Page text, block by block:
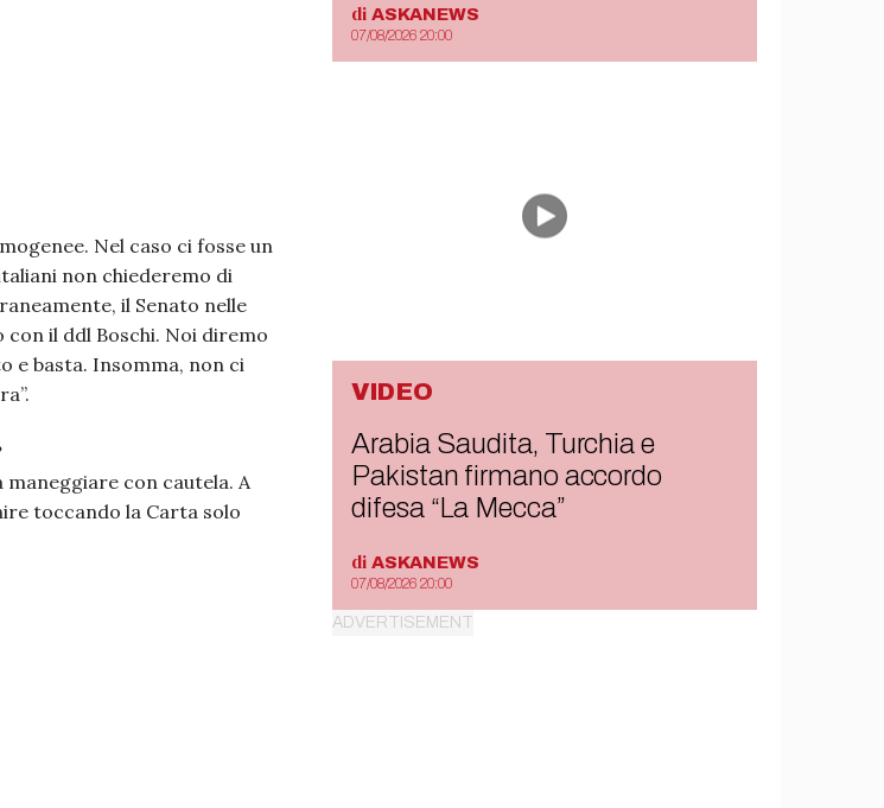
Nel caso ci fosse un
non chiederemo di
il Senato nelle
il ddl Boschi. Noi diremo
e basta. Insomma, non ci
maneggiare con cautela. A
toccando la Carta solo
di ASKANEWS
07/08/2026 20:00
VIDEO
Arabia Saudita, Turchia e
Pakistan firmano accordo
difesa “La Mecca”
di ASKANEWS
07/08/2026 20:00